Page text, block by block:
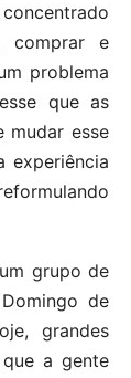
comprar e
problema
que as
mudar esse
experiência
grupo de
de
grandes
a gente